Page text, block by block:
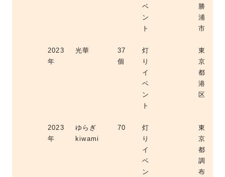
ベ
ン
ト
勝
浦
市
2023
年
光華
37
個
灯
り
イ
ベ
ン
ト
東
京
都
港
区
2023
年
ゆらぎ
kiwami
70
灯
り
イ
ベ
ン
東
京
都
調
布